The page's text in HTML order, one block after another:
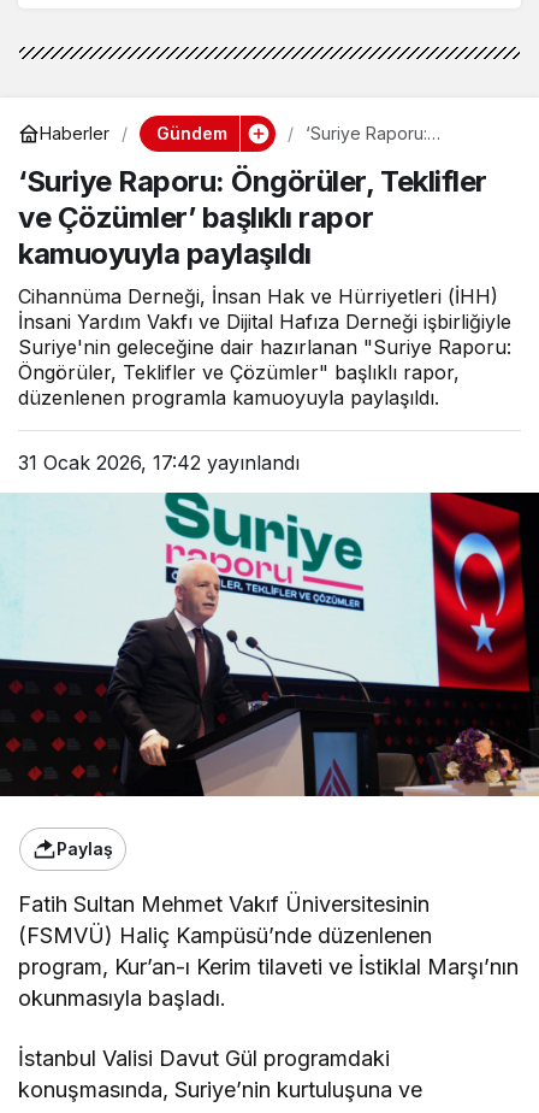
Haberler Gündem
‘Suriye Raporu:
Çözümler’ başlıklı rapor
kamuoyuyla paylaşıldı
‘Suriye Raporu: Öngörüler, Teklifler
ve Çözümler’ başlıklı rapor
kamuoyuyla paylaşıldı
Cihannüma Derneği, İnsan Hak ve Hürriyetleri (İHH)
İnsani Yardım Vakfı ve Dijital Hafıza Derneği işbirliğiyle
Suriye'nin geleceğine dair hazırlanan "Suriye Raporu:
Öngörüler, Teklifler ve Çözümler" başlıklı rapor,
düzenlenen programla kamuoyuyla paylaşıldı.
31 Ocak 2026, 17:42 yayınlandı
Paylaş
Fatih Sultan Mehmet Vakıf Üniversitesinin
(FSMVÜ) Haliç Kampüsü’nde düzenlenen
program, Kur’an-ı Kerim tilaveti ve İstiklal Marşı’nın
okunmasıyla başladı.
İstanbul Valisi Davut Gül programdaki
konuşmasında, Suriye’nin kurtuluşuna ve